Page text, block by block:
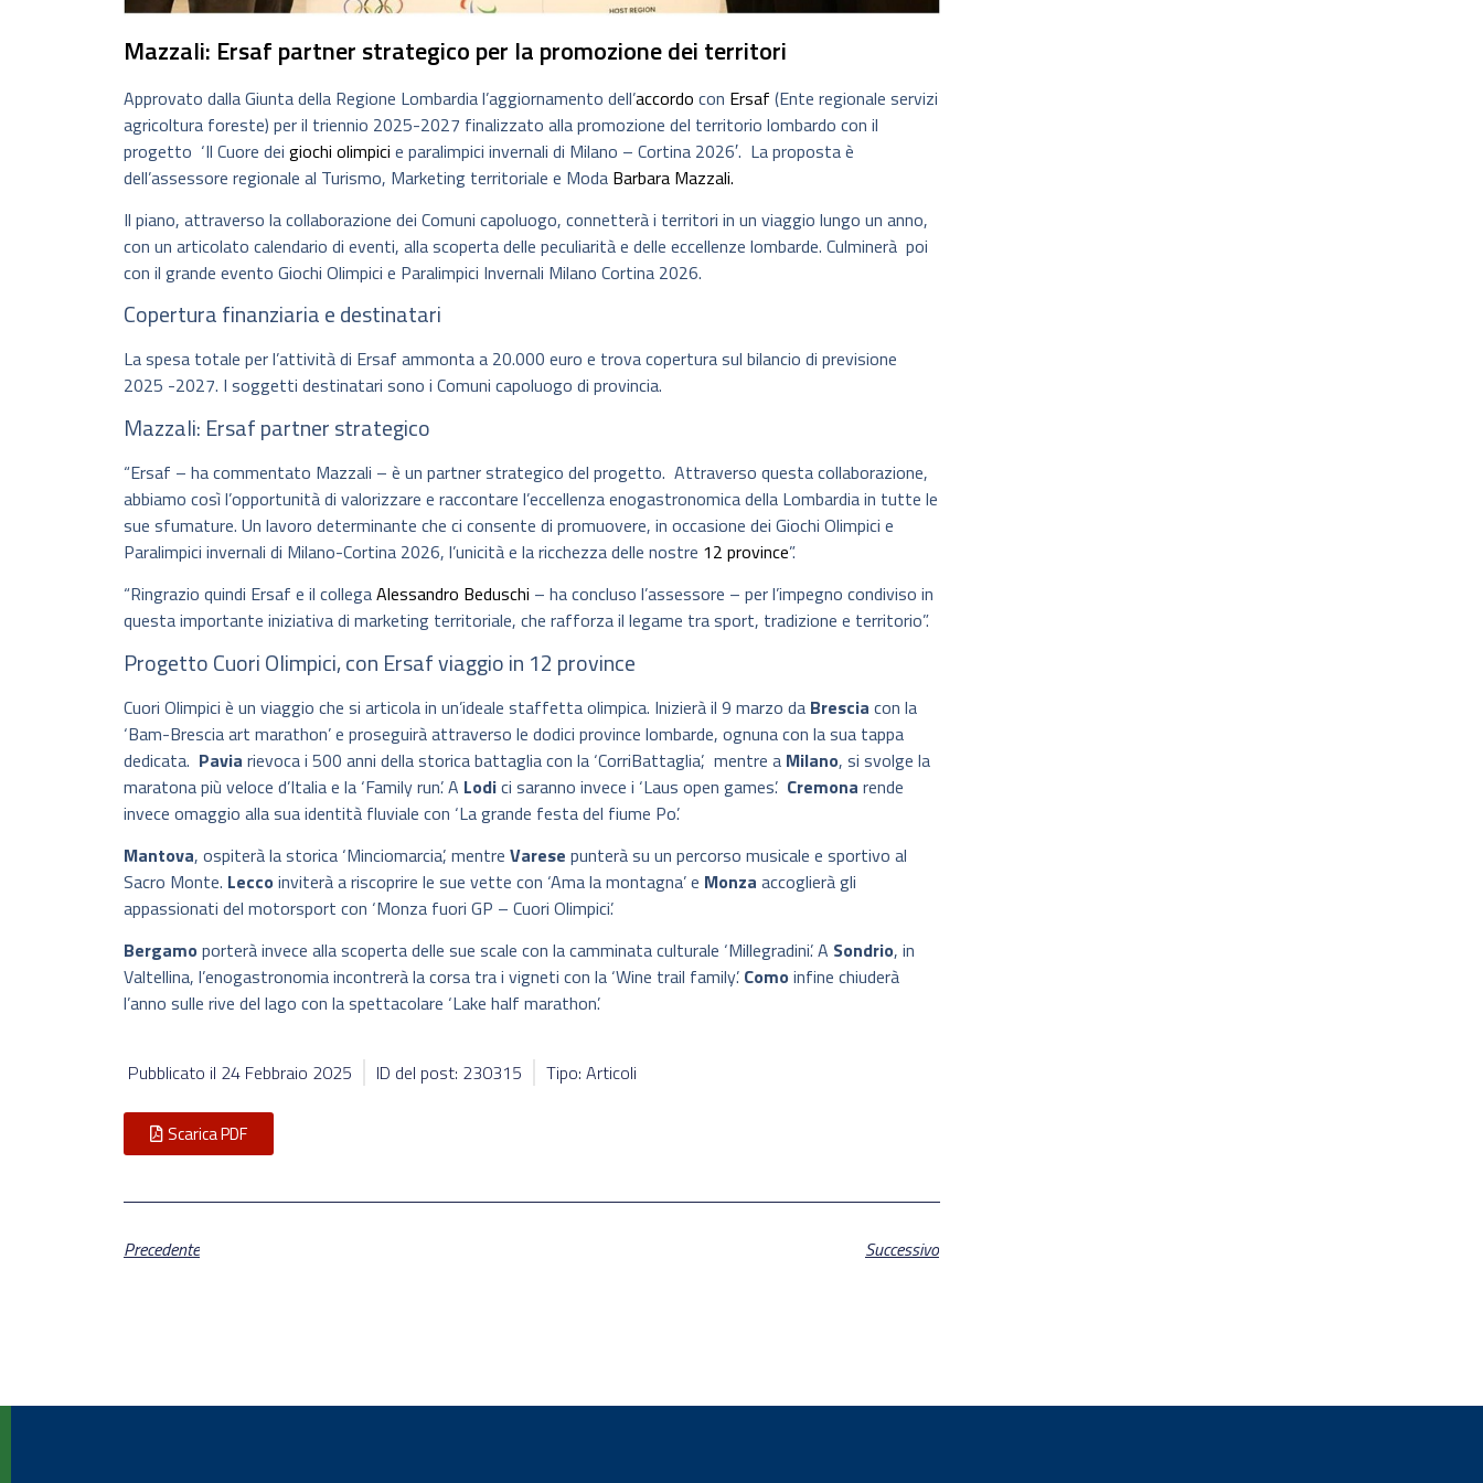
Mazzali: Ersaf partner strategico per la promozione dei territori
Approvato dalla Giunta della Regione Lombardia l’aggiornamento dell’accordo con Ersaf (Ente regionale servizi
agricoltura foreste) per il triennio 2025-2027 finalizzato alla promozione del territorio lombardo con il
progetto ‘Il Cuore dei giochi olimpici e paralimpici invernali di Milano – Cortina 2026′. La proposta è
dell’assessore regionale al Turismo, Marketing territoriale e Moda Barbara Mazzali.
Il piano, attraverso la collaborazione dei Comuni capoluogo, connetterà i territori in un viaggio lungo un anno,
con un articolato calendario di eventi, alla scoperta delle peculiarità e delle eccellenze lombarde. Culminerà poi
con il grande evento Giochi Olimpici e Paralimpici Invernali Milano Cortina 2026.
Copertura finanziaria e destinatari
La spesa totale per l’attività di Ersaf ammonta a 20.000 euro e trova copertura sul bilancio di previsione
2025 -2027. I soggetti destinatari sono i Comuni capoluogo di provincia.
Mazzali: Ersaf partner strategico
“Ersaf – ha commentato Mazzali – è un partner strategico del progetto. Attraverso questa collaborazione,
abbiamo così l’opportunità di valorizzare e raccontare l’eccellenza enogastronomica della Lombardia in tutte le
sue sfumature. Un lavoro determinante che ci consente di promuovere, in occasione dei Giochi Olimpici e
Paralimpici invernali di Milano-Cortina 2026, l’unicità e la ricchezza delle nostre 12 province”.
“Ringrazio quindi Ersaf e il collegaAlessandro Beduschi – ha concluso l’assessore – per l’impegno condiviso in
questa importante iniziativa di marketing territoriale, che rafforza il legame tra sport, tradizione e territorio”.
Progetto Cuori Olimpici, con Ersaf viaggio in 12 province
Cuori Olimpici è un viaggio che si articola in un’ideale staffetta olimpica. Inizierà il 9 marzo da Brescia con la
‘Bam-Brescia art marathon’ e proseguirà attraverso le dodici province lombarde, ognuna con la sua tappa
dedicata. Pavia rievoca i 500 anni della storica battaglia con la ‘CorriBattaglia’, mentre a Milano, si svolge la
maratona più veloce d’Italia e la ‘Family run’. A Lodici saranno invece i ‘Laus open games’. Cremona rende
invece omaggio alla sua identità fluviale con ‘La grande festa del fiume Po’.
Mantova, ospiterà la storica ‘Minciomarcia’, mentre Varese punterà su un percorso musicale e sportivo al
Sacro Monte. Lecco inviterà a riscoprire le sue vette con ‘Ama la montagna’ e Monza accoglierà gli
appassionati del motorsport con ‘Monza fuori GP – Cuori Olimpici’.
Bergamo porterà invece alla scoperta delle sue scale con la camminata culturale ‘Millegradini’. A Sondrio, in
Valtellina, l’enogastronomia incontrerà la corsa tra i vigneti con la ‘Wine trail family’. Como infine chiuderà
l’anno sulle rive del lago con la spettacolare ‘Lake half marathon’.
Pubblicato il 24 Febbraio 2025 ID del post: 230315 Tipo: Articoli
Scarica PDF
Precedente Successivo